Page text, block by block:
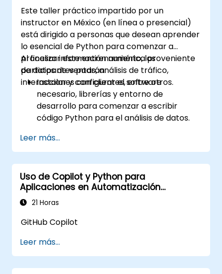
Este taller práctico impartido por un
instructor en México (en línea o presencial)
está dirigido a personas que desean aprender
lo esencial de Python para comenzar a
procesar información numérica proveniente
de datos de ventas, análisis de tráfico,
interacciones con clientes, entre otros.
Al finalizar este entrenamiento, los
participantes podrán:
Instalar y configurar el software
necesario, librerías y entorno de
desarrollo para comenzar a escribir
código Python para el análisis de datos.
como Excel, archivos CSV, JSON y bases
de datos.
Limpie los datos para mejorar su utilidad
antes de analizarlos.
Realizar análisis estadísticos simples.
Generar informes que presenten los
desde números simples hasta
visualizaciones de datos.
Leer más...
Uso de Copilot y Python para
Aplicaciones en Automatización
Industrial
21 Horas
GitHub Copilot
Leer más...